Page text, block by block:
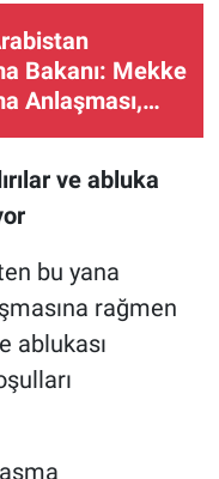
Bakanı: Mekke
Anlaşması,
ve dünyanın
ve abluka
bu yana
rağmen
ablukası